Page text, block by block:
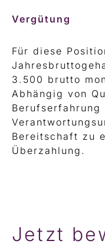
Vergütung
Für diese
3.500 brutto
Abhängig von
Berufserfahrung
Bereitschaft zu
Überzahlung.
Jetzt